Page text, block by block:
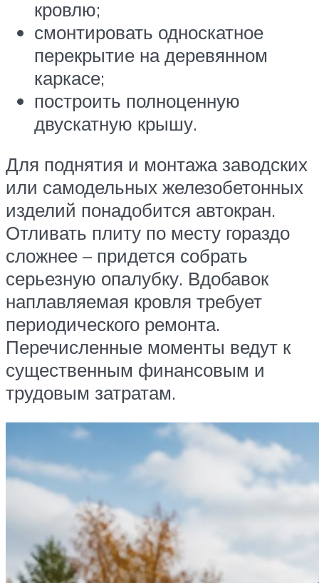
кровлю;
смонтировать односкатное
перекрытие на деревянном
каркасе;
построить полноценную
двускатную крышу.
Для поднятия и монтажа заводских
или самодельных железобетонных
изделий понадобится автокран.
Отливать плиту по месту гораздо
сложнее – придется собрать
серьезную опалубку. Вдобавок
наплавляемая кровля требует
периодического ремонта.
Перечисленные моменты ведут к
существенным финансовым и
трудовым затратам.